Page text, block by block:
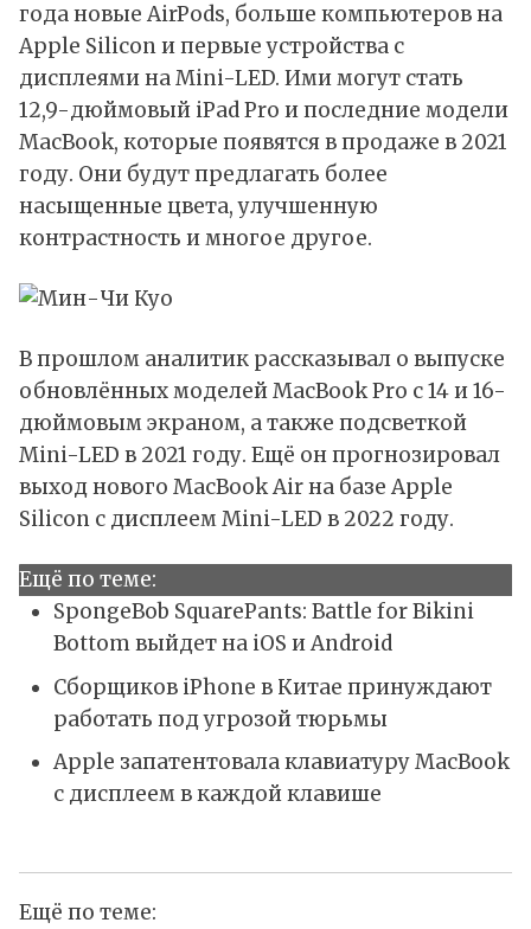
года новые AirPods, больше компьютеров на
Apple Silicon и первые устройства с
дисплеями на Mini-LED. Ими могут стать
12,9-дюймовый iPad Pro и последние модели
MacBook, которые появятся в продаже в 2021
году. Они будут предлагать более
насыщенные цвета, улучшенную
контрастность и многое другое.
В прошлом аналитик рассказывал о выпуске
обновлённых моделей MacBook Pro с 14 и 16-
дюймовым экраном, а также подсветкой
Mini-LED в 2021 году. Ещё он прогнозировал
выход нового MacBook Air на базе Apple
Silicon с дисплеем Mini-LED в 2022 году.
Ещё по теме:
SpongeBob SquarePants: Battle for Bikini
Bottom выйдет на iOS и Android
Сборщиков iPhone в Китае принуждают
работать под угрозой тюрьмы
Apple запатентовала клавиатуру MacBook
с дисплеем в каждой клавише
Ещё по теме: